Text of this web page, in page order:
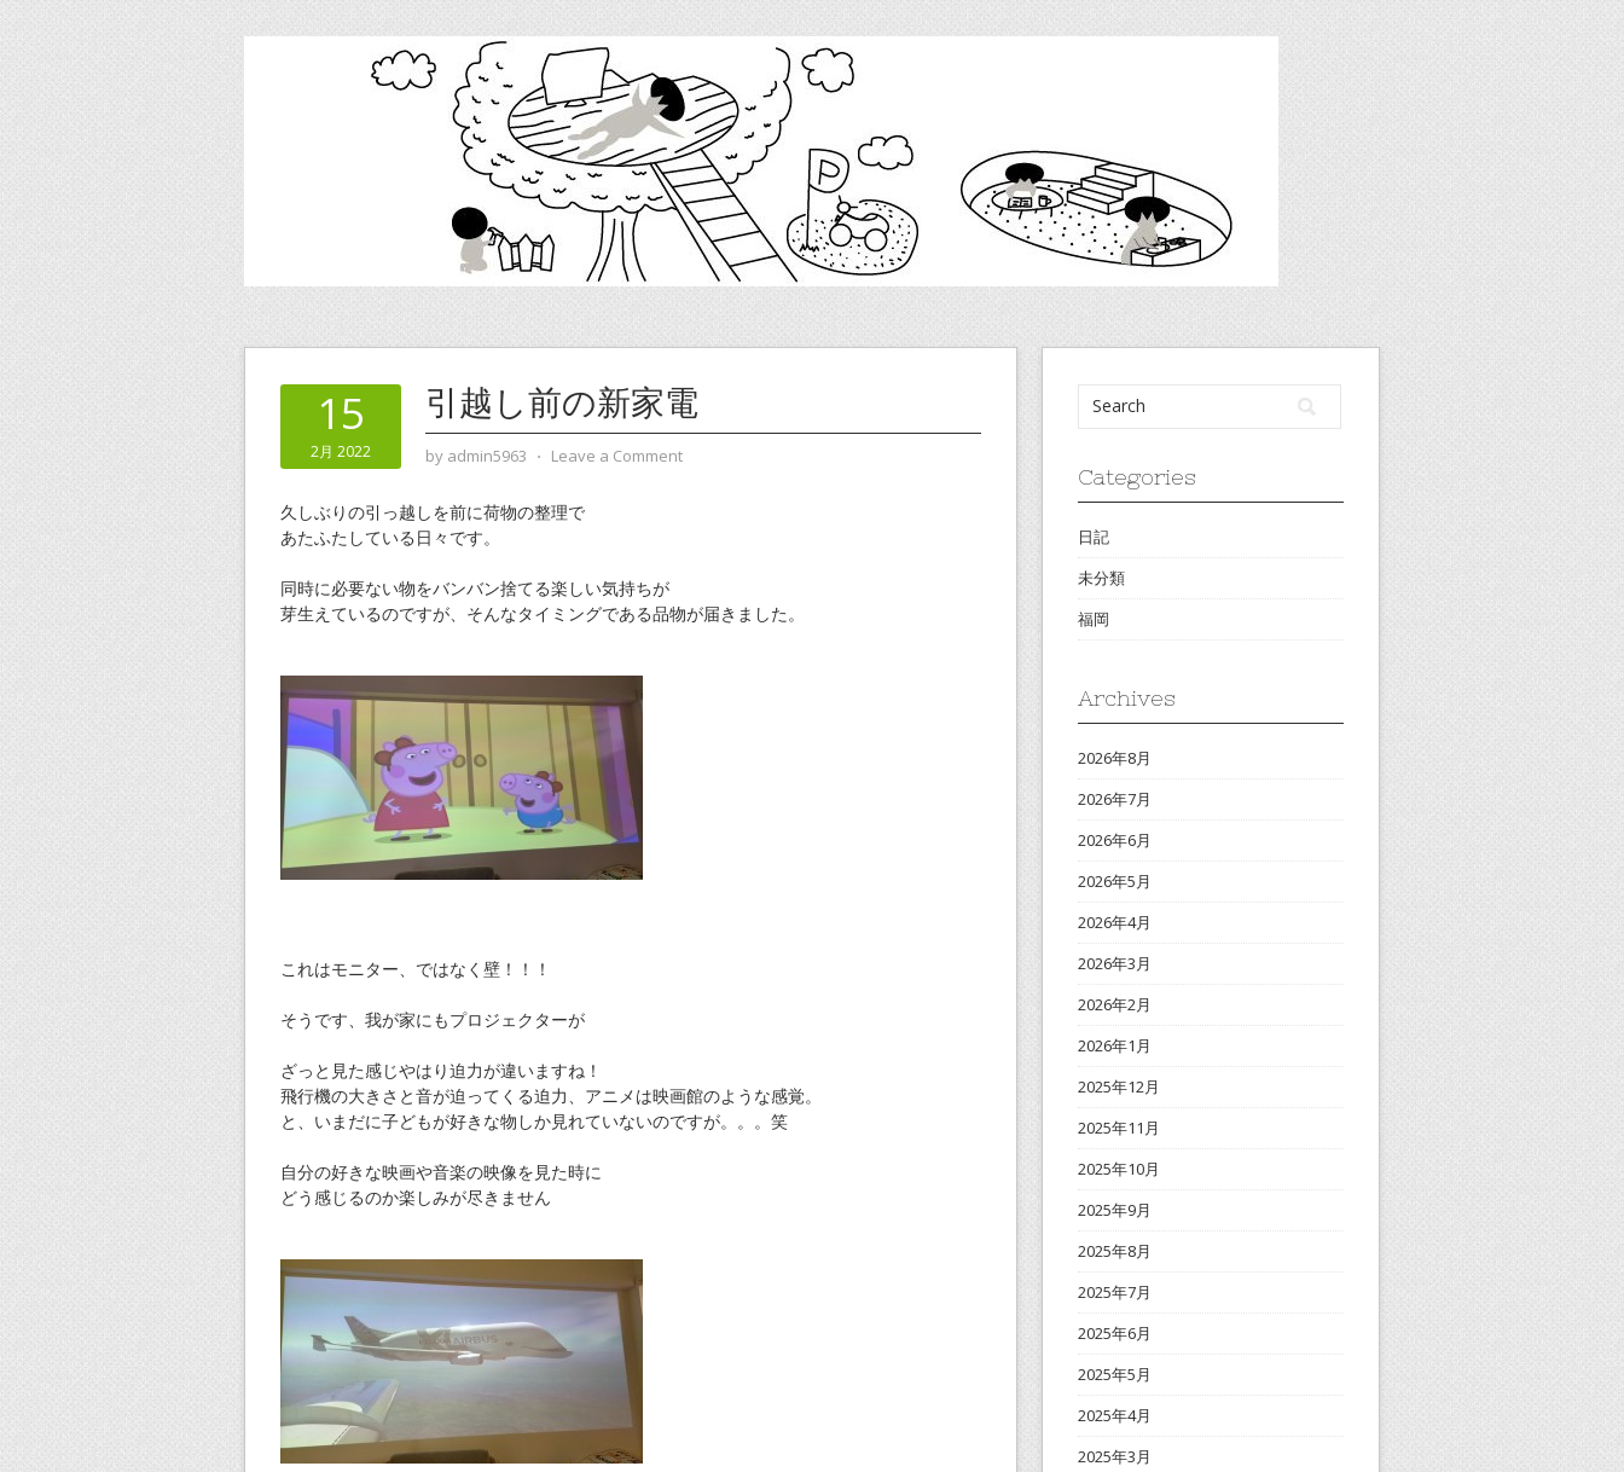
15
2月 2022
引越し前の新家電
by admin5963 ⋅ Leave a Comment
久しぶりの引っ越しを前に荷物の整理で
あたふたしている日々です。
同時に必要ない物をバンバン捨てる楽しい気持ちが
芽生えているのですが、そんなタイミングである品物が届きました。
これはモニター、ではなく壁！！！
そうです、我が家にもプロジェクターが
ざっと見た感じやはり迫力が違いますね！
飛行機の大きさと音が迫ってくる迫力、アニメは映画館のような感覚。
と、いまだに子どもが好きな物しか見れていないのですが。。。笑
自分の好きな映画や音楽の映像を見た時に
どう感じるのか楽しみが尽きません
Categories
日記
未分類
福岡
Archives
2026年8月
2026年7月
2026年6月
2026年5月
2026年4月
2026年3月
2026年2月
2026年1月
2025年12月
2025年11月
2025年10月
2025年9月
2025年8月
2025年7月
2025年6月
2025年5月
2025年4月
2025年3月